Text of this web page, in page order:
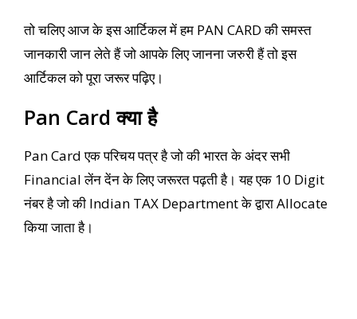
तो चलिए आज के इस आर्टिकल में हम PAN CARD की समस्त
जानकारी जान लेते हैं जो आपके लिए जानना जरुरी हैं तो इस
आर्टिकल को पूरा जरूर पढ़िए।
Pan Card क्या है
Pan Card एक परिचय पत्र है जो की भारत के अंदर सभी
Financial लेंन देंन के लिए जरूरत पढ़ती है। यह एक 10 Digit
नंबर है जो की Indian TAX Department के द्वारा Allocate
किया जाता है।